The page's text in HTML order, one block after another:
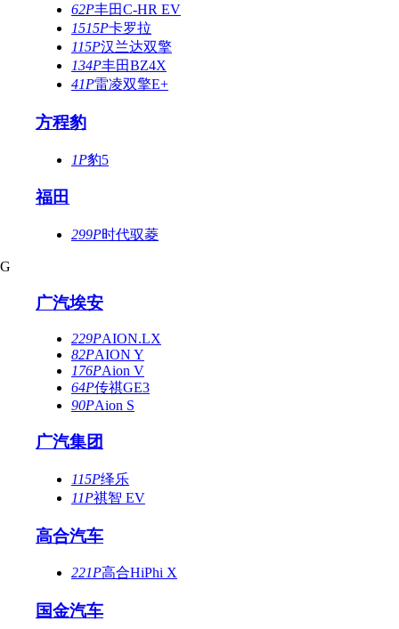
62P丰田C-HR EV
1515P卡罗拉
115P汉兰达双擎
134P丰田BZ4X
41P雷凌双擎E+
方程豹
1P豹5
福田
299P时代驭菱
G
广汽埃安
229PAION.LX
82PAION Y
176PAion V
64P传祺GE3
90PAion S
广汽集团
115P绎乐
11P祺智 EV
高合汽车
221P高合HiPhi X
国金汽车